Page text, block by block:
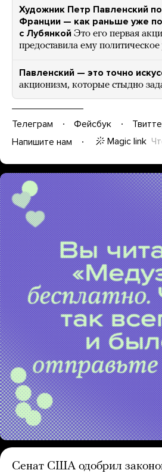
Художник Петр Павленский
Франции — как раньше уже
с Лубянкой Это его первая
предоставила ему
Павленский — это точно
акционизм, которые стыдно
Телеграм Фейсбук
Напишите нам
Magic link
Сенат США одобрил